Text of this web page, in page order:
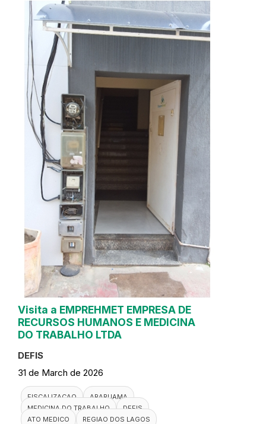
Visita a EMPREHMET EMPRESA DE
RECURSOS HUMANOS E MEDICINA
DO TRABALHO LTDA
DEFIS
31 de March de 2026
FISCALIZACAO
ARARUAMA
MEDICINA DO TRABALHO
DEFIS
ATO MEDICO
REGIAO DOS LAGOS